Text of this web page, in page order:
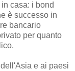
casa: i bond
è successo in
bancario
per quanto
e ai paesi